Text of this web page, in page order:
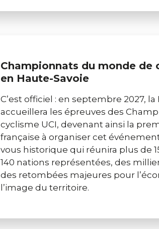
Championnats du monde de
en Haute-Savoie
C’est officiel : en septembre 2027, la
accueillera les épreuves des
cyclisme UCI, devenant ainsi la
française à organiser cet
vous historique qui réunira plus de
140 nations représentées, des
des retombées majeures pour
l’image du territoire.